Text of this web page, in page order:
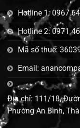
Hotline 1: 0967
Hotline 2: 0971
Mã số thuế:
Email:
Địa chỉ: 111/18,
Phường An Bình,